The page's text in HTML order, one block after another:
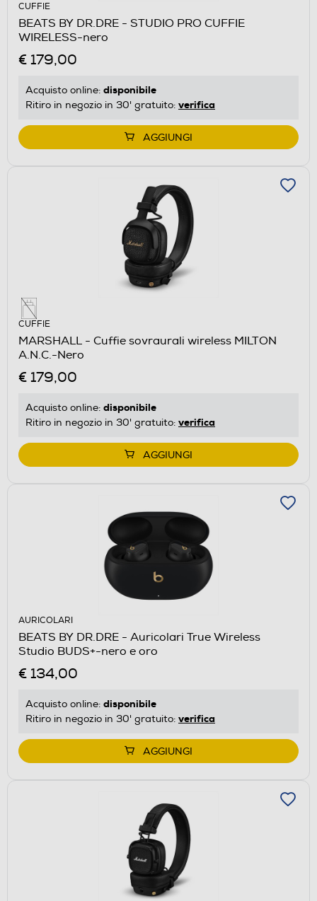
CUFFIE
BEATS BY DR.DRE - STUDIO PRO CUFFIE
WIRELESS-nero
€ 179,00
Acquisto online: disponibile
Ritiro in negozio in 30' gratuito: verifica
AGGIUNGI
CUFFIE
MARSHALL - Cuffie sovraurali wireless MILTON
A.N.C.-Nero
€ 179,00
Acquisto online: disponibile
Ritiro in negozio in 30' gratuito: verifica
AGGIUNGI
AURICOLARI
BEATS BY DR.DRE - Auricolari True Wireless
Studio BUDS+-nero e oro
€ 134,00
Acquisto online: disponibile
Ritiro in negozio in 30' gratuito: verifica
AGGIUNGI